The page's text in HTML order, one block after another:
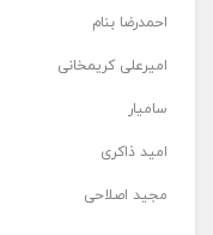
احمدرضا بنام
امیرعلی کریمخانی
سامیار
امید ذاکری
مجید اصلاحی